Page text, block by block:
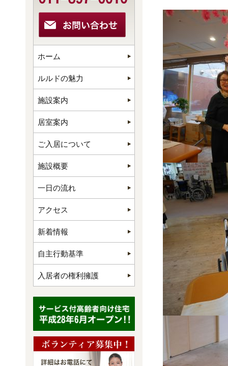
ホーム
ルルドの魅力
施設案内
居室案内
ご入居について
施設概要
一日の流れ
アクセス
新着情報
自主行動基準
入居者の権利擁護